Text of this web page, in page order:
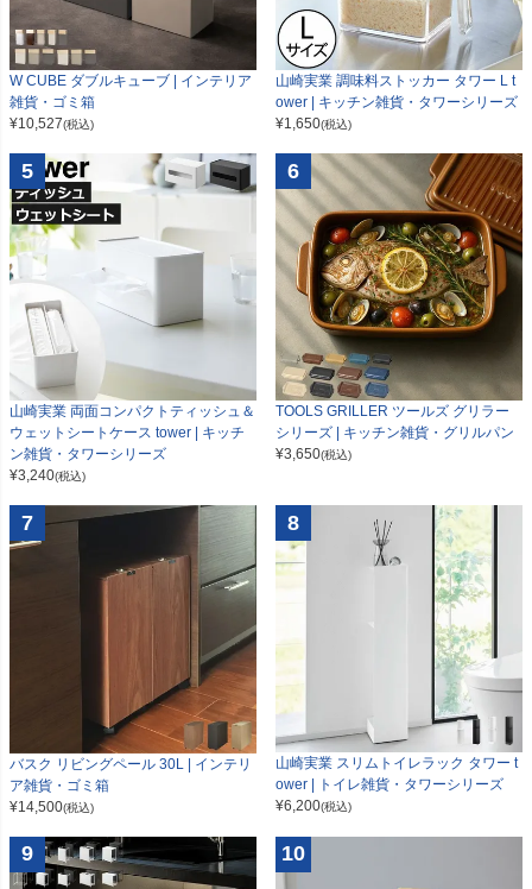
W CUBE ダブルキューブ | インテリア
雑貨・ゴミ箱
¥10,527(税込)
山崎実業 調味料ストッカー タワー L t
ower | キッチン雑貨・タワーシリーズ
¥1,650(税込)
5
山崎実業 両面コンパクトティッシュ＆
ウェットシートケース tower | キッチ
ン雑貨・タワーシリーズ
¥3,240(税込)
6
TOOLS GRILLER ツールズ グリラー
シリーズ | キッチン雑貨・グリルパン
¥3,650(税込)
7
バスク リビングペール 30L | インテリ
ア雑貨・ゴミ箱
¥14,500(税込)
8
山崎実業 スリムトイレラック タワー t
ower | トイレ雑貨・タワーシリーズ
¥6,200(税込)
9 10